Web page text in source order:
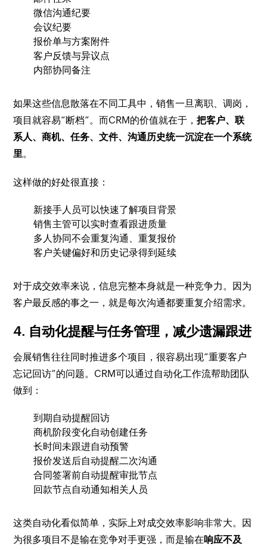
微信沟通纪要
会议纪要
报价单与方案附件
客户反馈与异议点
内部协同备注
如果这些信息散落在不同工具中，销售一旦离职、调岗，
项目就容易“断档”。而CRM的价值就在于，把客户、联
系人、商机、任务、文件、沟通历史统一沉淀在一个系统
里。
这样做的好处很直接：
新接手人员可以快速了解项目背景
销售主管可以实时查看跟进质量
多人协同不会重复沟通、重复报价
客户关键偏好和历史记录得到延续
对于成交效率来说，信息完整本身就是一种竞争力。因为
客户最反感的事之一，就是每次沟通都要重复介绍需求。
4. 自动化提醒与任务管理，减少遗漏跟进
会展销售往往同时推进多个项目，很容易出现“重要客户
忘记回访”的问题。CRM可以通过自动化工作流帮助团队
做到：
到期自动提醒回访
商机阶段变化自动创建任务
长时间未跟进自动预警
报价发送后自动提醒二次沟通
合同签署前自动提醒审批节点
回款节点自动通知相关人员
这类自动化看似简单，实际上对成交效率影响非常大。因
为很多项目不是输在竞争对手更强，而是输在响应不及